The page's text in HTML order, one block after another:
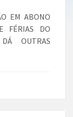
EM ABONO
FÉRIAS DO
OUTRAS